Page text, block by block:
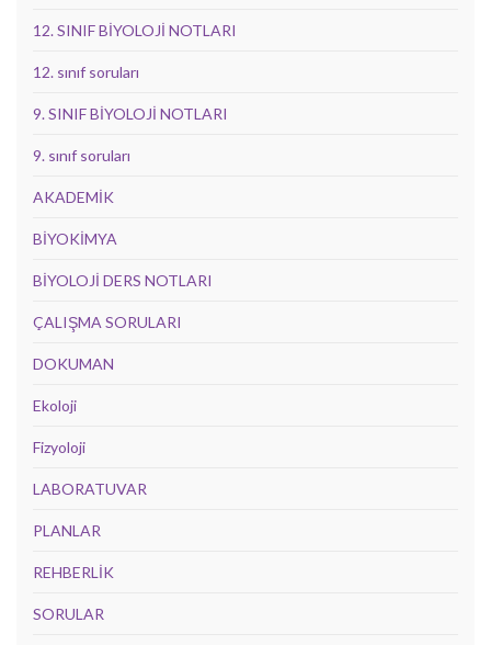
12. SINIF BİYOLOJİ NOTLARI
12. sınıf soruları
9. SINIF BİYOLOJİ NOTLARI
9. sınıf soruları
AKADEMİK
BİYOKİMYA
BİYOLOJİ DERS NOTLARI
ÇALIŞMA SORULARI
DOKUMAN
Ekoloji
Fizyoloji
LABORATUVAR
PLANLAR
REHBERLİK
SORULAR